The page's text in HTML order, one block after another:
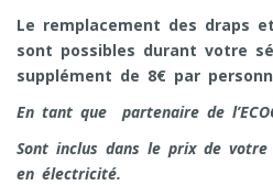
Le remplacement des draps
sont possibles durant votre
supplément de 8€ par
En tant que partenaire de
Sont inclus dans le prix de
en électricité.